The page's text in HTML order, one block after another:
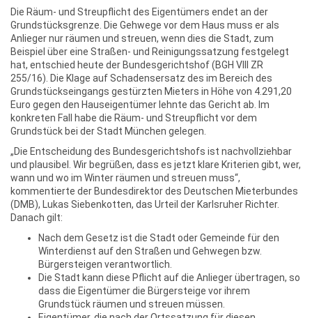
Die Räum- und Streupflicht des Eigentümers endet an der
Grundstücksgrenze. Die Gehwege vor dem Haus muss er als
Anlieger nur räumen und streuen, wenn dies die Stadt, zum
Beispiel über eine Straßen- und Reinigungssatzung festgelegt
hat, entschied heute der Bundesgerichtshof (BGH VIII ZR
255/16). Die Klage auf Schadensersatz des im Bereich des
Grundstückseingangs gestürzten Mieters in Höhe von 4.291,20
Euro gegen den Hauseigentümer lehnte das Gericht ab. Im
konkreten Fall habe die Räum- und Streupflicht vor dem
Grundstück bei der Stadt München gelegen.
„Die Entscheidung des Bundesgerichtshofs ist nachvollziehbar
und plausibel. Wir begrüßen, dass es jetzt klare Kriterien gibt, wer,
wann und wo im Winter räumen und streuen muss“,
kommentierte der Bundesdirektor des Deutschen Mieterbundes
(DMB), Lukas Siebenkotten, das Urteil der Karlsruher Richter.
Danach gilt:
Nach dem Gesetz ist die Stadt oder Gemeinde für den
Winterdienst auf den Straßen und Gehwegen bzw.
Bürgersteigen verantwortlich.
Die Stadt kann diese Pflicht auf die Anlieger übertragen, so
dass die Eigentümer die Bürgersteige vor ihrem
Grundstück räumen und streuen müssen.